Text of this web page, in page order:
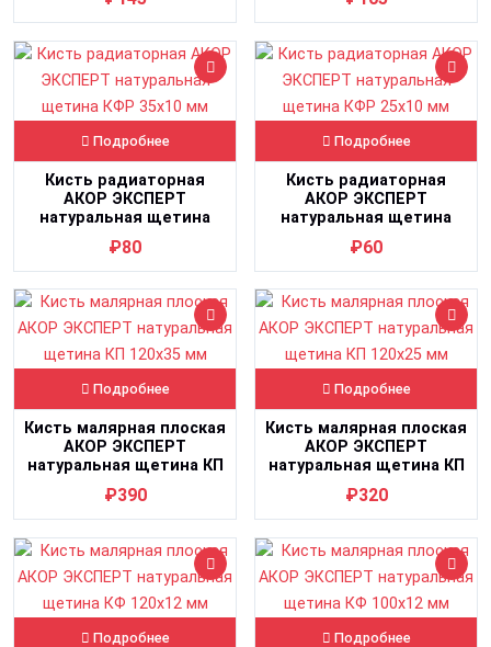
Подробнее
Кисть радиаторная
АКОР ЭКСПЕРТ
натуральная щетина
КФР 35х10 мм
₽80
Подробнее
Кисть радиаторная
АКОР ЭКСПЕРТ
натуральная щетина
КФР 25х10 мм
₽60
Подробнее
Кисть малярная плоская
АКОР ЭКСПЕРТ
натуральная щетина КП
120х35 мм
₽390
Подробнее
Кисть малярная плоская
АКОР ЭКСПЕРТ
натуральная щетина КП
120х25 мм
₽320
Подробнее Подробнее